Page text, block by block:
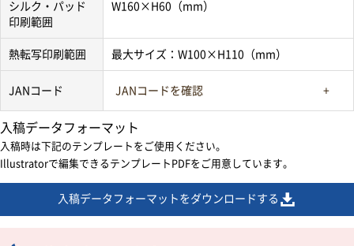
シルク・パッド
印刷範囲
W160×H60（mm）
熱転写印刷範囲 最大サイズ：W100×H110（mm）
JANコード JANコードを確認
入稿データフォーマット
入稿時は下記のテンプレートをご使用ください。
Illustratorで編集できるテンプレートPDFをご用意しています。
入稿データフォーマットをダウンロードする